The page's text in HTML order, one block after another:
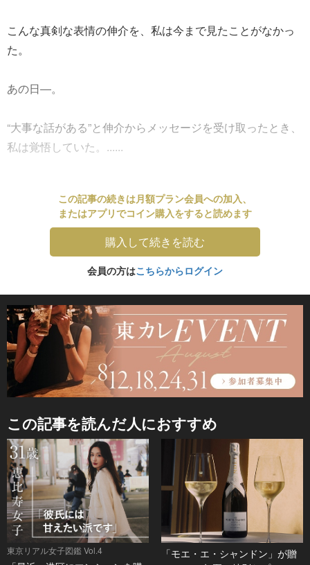
こんな真剣な表情の伸介を、私は今まで見たことがなかっ
た。
あの日―。
“大事な話がある”と伸介からメッセージを受け取ったとき、
私は覚悟していた。......
この記事の続きは月額プラン会員への加入、
またはアプリでコイン購入をすると読めます
購入して続きを読む
会員の方はこちらからログイン
この記事を読んだ人におすすめ
東京リアル女子図鑑 Vol.4
「モエ・エ・シャンドン」が贈